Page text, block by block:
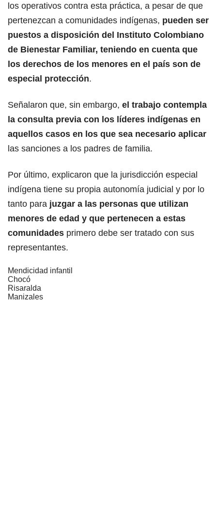
los operativos contra esta práctica, a pesar de que
pertenezcan a comunidades indígenas, pueden ser
puestos a disposición del Instituto Colombiano
de Bienestar Familiar, teniendo en cuenta que
los derechos de los menores en el país son de
especial protección.
Señalaron que, sin embargo, el trabajo contempla
la consulta previa con los líderes indígenas en
aquellos casos en los que sea necesario aplicar
las sanciones a los padres de familia.
Por último, explicaron que la jurisdicción especial
indígena tiene su propia autonomía judicial y por lo
tanto para juzgar a las personas que utilizan
menores de edad y que pertenecen a estas
comunidades primero debe ser tratado con sus
representantes.
Mendicidad infantil
Chocó
Risaralda
Manizales